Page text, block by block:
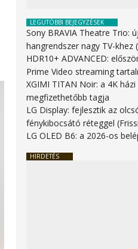
LEGUTÓBBI BEJEGYZÉSEK
Sony BRAVIA Theatre Trio:
hangrendszer nagy TV-khez
HDR10+ ADVANCED:
Prime Video streaming
XGIMI TITAN Noir: a 4K
megfizethetőbb tagja
LG Display: fejlesztik az
fénykibocsátó réteggel
LG OLED B6: a 2026-os
HIRDETÉS